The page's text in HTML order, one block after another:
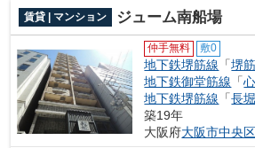
賃貸 | マンション ジューム南船場
仲手無料 敷0
地下鉄堺筋線 「堺
地下鉄御堂筋線 「
地下鉄堺筋線 「長
築19年
大阪府大阪市中央